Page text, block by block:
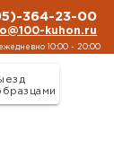
364-23-00
kuhon.ru
ежедневно 10:00 - 20:00